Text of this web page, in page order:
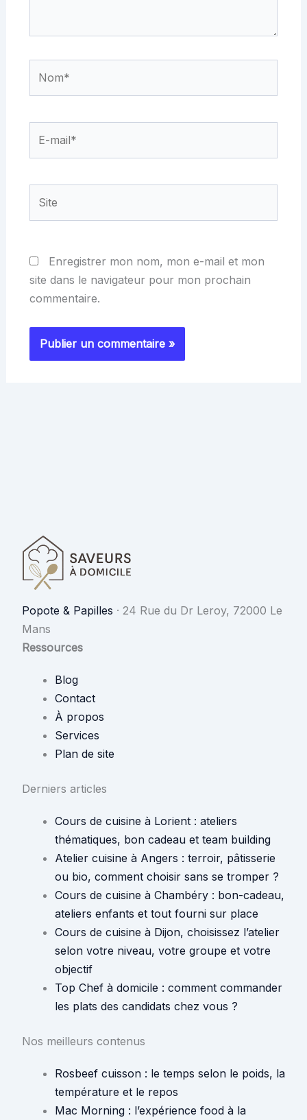
mail*
Enregistrer mon nom, mon e-mail et mon
site dans le navigateur pour mon prochain
commentaire.
Popote & Papilles · 24 Rue du Dr Leroy, 72000 Le
Mans
Ressources
Blog
Contact
À propos
Services
Plan de site
Derniers articles
Cours de cuisine à Lorient : ateliers
thématiques, bon cadeau et team building
Atelier cuisine à Angers : terroir, pâtisserie
ou bio, comment choisir sans se tromper ?
Cours de cuisine à Chambéry : bon-cadeau,
ateliers enfants et tout fourni sur place
Cours de cuisine à Dijon, choisissez l’atelier
selon votre niveau, votre groupe et votre
objectif
Top Chef à domicile : comment commander
les plats des candidats chez vous ?
Nos meilleurs contenus
Rosbeef cuisson : le temps selon le poids, la
température et le repos
Mac Morning : l’expérience food à la